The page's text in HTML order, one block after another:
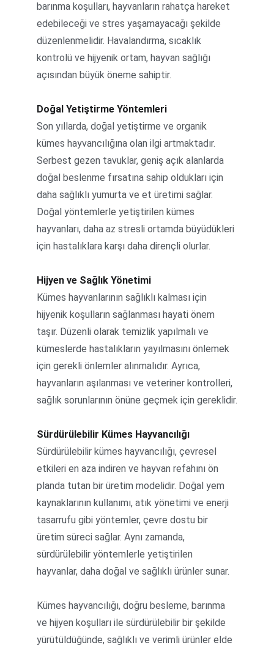
barınma koşulları, hayvanların rahatça hareket
edebileceği ve stres yaşamayacağı şekilde
düzenlenmelidir. Havalandırma, sıcaklık
kontrolü ve hijyenik ortam, hayvan sağlığı
açısından büyük öneme sahiptir.
Doğal Yetiştirme Yöntemleri
Son yıllarda, doğal yetiştirme ve organik
kümes hayvancılığına olan ilgi artmaktadır.
Serbest gezen tavuklar, geniş açık alanlarda
doğal beslenme fırsatına sahip oldukları için
daha sağlıklı yumurta ve et üretimi sağlar.
Doğal yöntemlerle yetiştirilen kümes
hayvanları, daha az stresli ortamda büyüdükleri
için hastalıklara karşı daha dirençli olurlar.
Hijyen ve Sağlık Yönetimi
Kümes hayvanlarının sağlıklı kalması için
hijyenik koşulların sağlanması hayati önem
taşır. Düzenli olarak temizlik yapılmalı ve
kümeslerde hastalıkların yayılmasını önlemek
için gerekli önlemler alınmalıdır. Ayrıca,
hayvanların aşılanması ve veteriner kontrolleri,
sağlık sorunlarının önüne geçmek için gereklidir.
Sürdürülebilir Kümes Hayvancılığı
Sürdürülebilir kümes hayvancılığı, çevresel
etkileri en aza indiren ve hayvan refahını ön
planda tutan bir üretim modelidir. Doğal yem
kaynaklarının kullanımı, atık yönetimi ve enerji
tasarrufu gibi yöntemler, çevre dostu bir
üretim süreci sağlar. Aynı zamanda,
sürdürülebilir yöntemlerle yetiştirilen
hayvanlar, daha doğal ve sağlıklı ürünler sunar.
Kümes hayvancılığı, doğru besleme, barınma
ve hijyen koşulları ile sürdürülebilir bir şekilde
yürütüldüğünde, sağlıklı ve verimli ürünler elde